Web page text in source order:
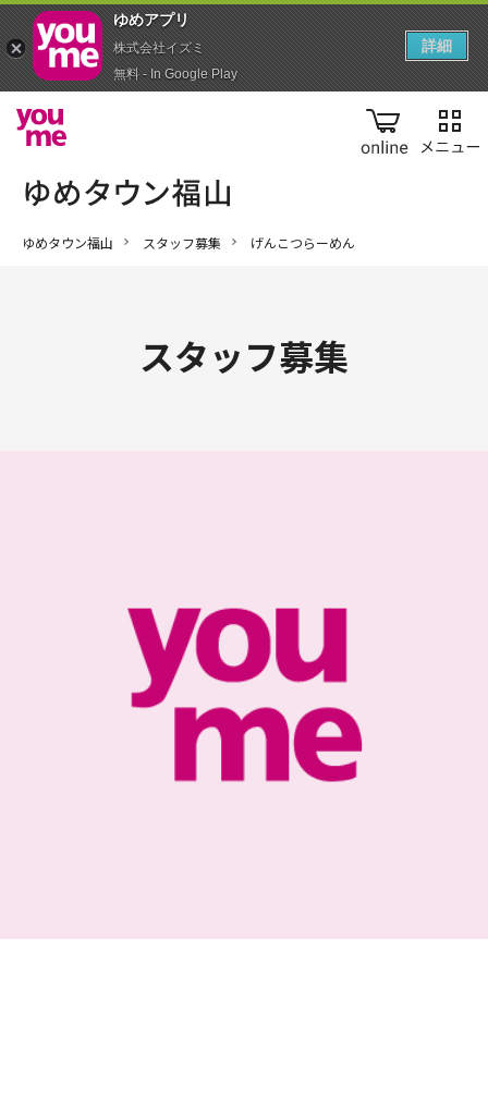
online
ゆめタウン福山 スタッフ募集 げんこつらーめん
スタッフ募集
ゆめアプ‪リ‬
株式会社イズミ
無料 - In Google Play
詳細